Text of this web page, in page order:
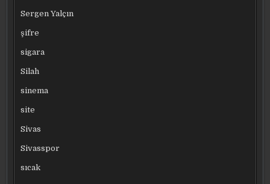
Sergen Yalçın
şifre
sigara
Silah
sinema
site
Sivas
Sivasspor
sıcak